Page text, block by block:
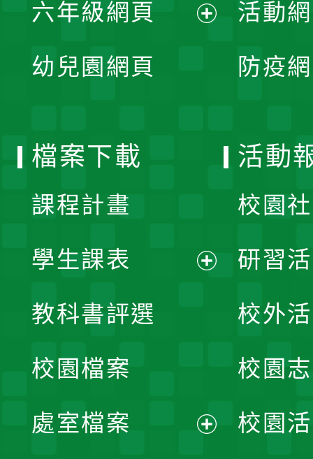
選
開
六年級網頁
幼兒園網頁
活動
防疫
檔案下載
課程計畫
學生課表
單
教科書評選
校園檔案
處室檔案
活動
校園
研習
校外
校園
校園